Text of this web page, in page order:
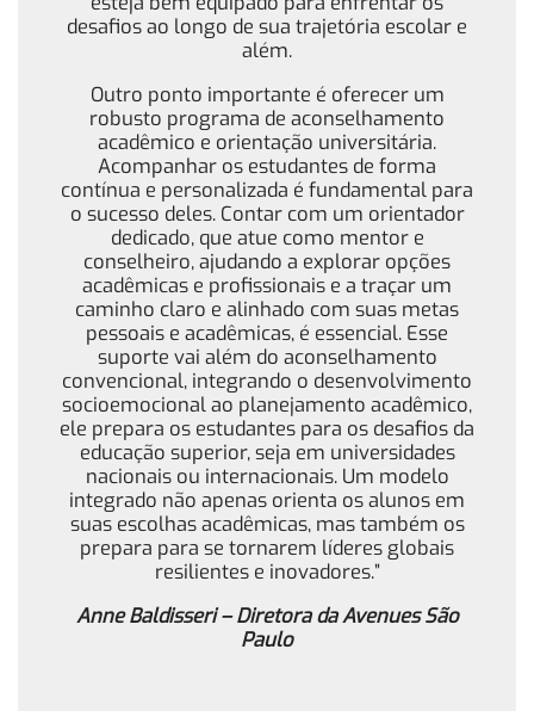
desafios ao longo de sua trajetória escolar e
além.
Outro ponto importante é oferecer um
robusto programa de aconselhamento
acadêmico e orientação universitária.
Acompanhar os estudantes de forma
contínua e personalizada é fundamental para
o sucesso deles. Contar com um orientador
dedicado, que atue como mentor e
conselheiro, ajudando a explorar opções
acadêmicas e profissionais e a traçar um
caminho claro e alinhado com suas metas
pessoais e acadêmicas, é essencial. Esse
suporte vai além do aconselhamento
convencional, integrando o desenvolvimento
socioemocional ao planejamento acadêmico,
ele prepara os estudantes para os desafios da
educação superior, seja em universidades
nacionais ou internacionais. Um modelo
integrado não apenas orienta os alunos em
suas escolhas acadêmicas, mas também os
prepara para se tornarem líderes globais
resilientes e inovadores.”
Anne Baldisseri – Diretora da Avenues São
Paulo